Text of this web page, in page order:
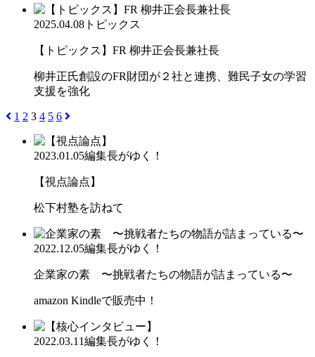
2025.04.08 トピックス
【トピックス】FR 柳井正会長兼社長
柳井正氏創設のFR財団が２社と連携、難民子女の学習
支援を強化
1 2 3 4 5 6
2023.01.05編集長がゆく！
【視点論点】
松下村塾を訪ねて
2022.12.05編集長がゆく！
企業家の素 〜挑戦者たちの物語が詰まっている〜
amazon Kindleで販売中！
2022.03.11編集長がゆく！